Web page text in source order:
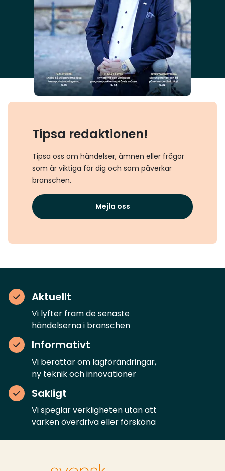
Tipsa redaktionen!
Tipsa oss om händelser, ämnen eller frågor
som är viktiga för dig och som påverkar
branschen.
Mejla oss
Aktuellt
Vi lyfter fram de senaste
händelserna i branschen
Informativt
Vi berättar om lagförändringar,
ny teknik och innovationer
Sakligt
Vi speglar verkligheten utan att
varken överdriva eller försköna